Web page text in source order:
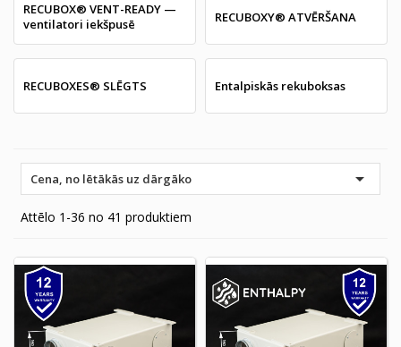
RECUBOX® VENT-READY —
ventilatori iekšpusē
RECUBOXY® ATVĒRŠANA
RECUBOXES® SLĒGTS Entalpiskās rekuboksas
Cena, no lētākās uz dārgāko 
Attēlo 1-36 no 41 produktiem